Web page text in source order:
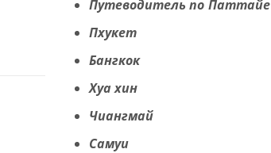
Путеводитель по Паттайе
Пхукет
Бангкок
Хуа хин
Чиангмай
Самуи